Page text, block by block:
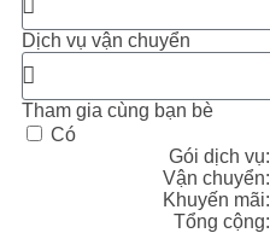
Dịch vụ vận chuyển
Tham gia cùng bạn bè
Có
Gói dịch vụ:
Vận chuyển:
Khuyến mãi:
Tổng cộng: